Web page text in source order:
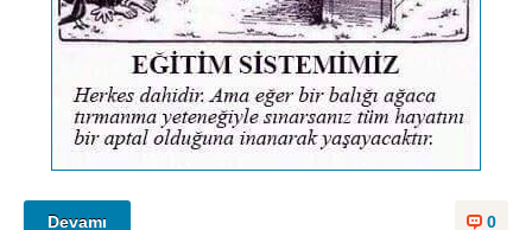
0
Devamı